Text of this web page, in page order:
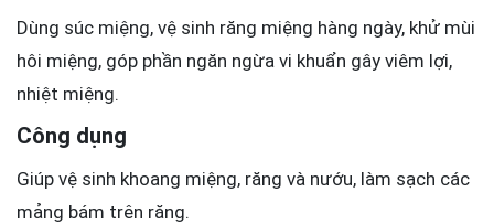
Dùng súc miệng, vệ sinh răng miệng hàng ngày, khử mùi
hôi miệng, góp phần ngăn ngừa vi khuẩn gây viêm lợi,
nhiệt miệng.
Công dụng
Giúp vệ sinh khoang miệng, răng và nướu, làm sạch các
mảng bám trên răng.